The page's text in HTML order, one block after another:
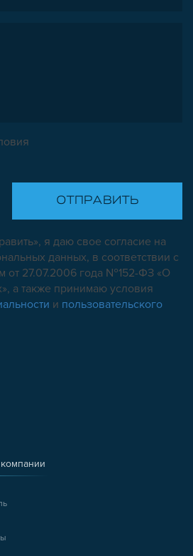
я даю свое согласие на
данных, в соответствии с
от 27.07.2006 года №152-ФЗ «О
а также принимаю условия
и пользовательского